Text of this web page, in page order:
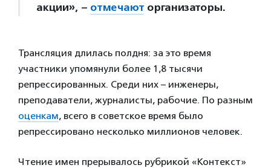
акции», – отмечают организаторы.
Трансляция длилась полдня: за это время
участники упомянули более 1,8 тысячи
репрессированных. Среди них – инженеры,
преподаватели, журналисты, рабочие. По разным
оценкам, всего в советское время было
репрессировано несколько миллионов человек.
Чтение имен прерывалось рубрикой «Контекст»